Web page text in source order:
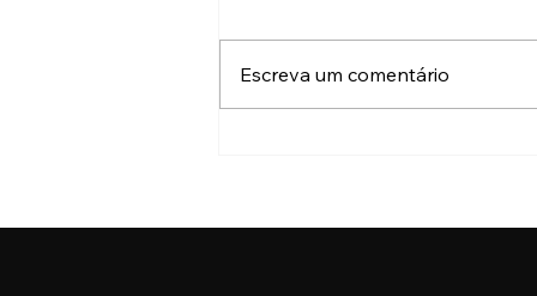
Escreva um comentário